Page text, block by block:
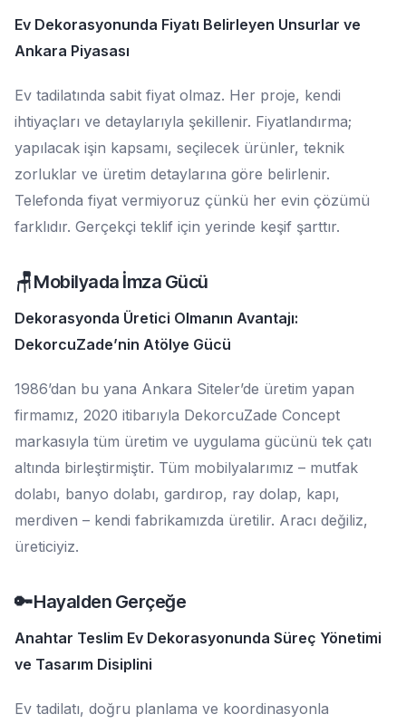
Ev Dekorasyonunda Fiyatı Belirleyen Unsurlar ve
Ankara Piyasası
Ev tadilatında sabit fiyat olmaz. Her proje, kendi
ihtiyaçları ve detaylarıyla şekillenir. Fiyatlandırma;
yapılacak işin kapsamı, seçilecek ürünler, teknik
zorluklar ve üretim detaylarına göre belirlenir.
Telefonda fiyat vermiyoruz çünkü her evin çözümü
farklıdır. Gerçekçi teklif için yerinde keşif şarttır.
🪑 Mobilyada İmza Gücü
Dekorasyonda Üretici Olmanın Avantajı:
DekorcuZade’nin Atölye Gücü
1986’dan bu yana Ankara Siteler’de üretim yapan
firmamız, 2020 itibarıyla DekorcuZade Concept
markasıyla tüm üretim ve uygulama gücünü tek çatı
altında birleştirmiştir. Tüm mobilyalarımız – mutfak
dolabı, banyo dolabı, gardırop, ray dolap, kapı,
merdiven – kendi fabrikamızda üretilir. Aracı değiliz,
üreticiyiz.
🔑 Hayalden Gerçeğe
Anahtar Teslim Ev Dekorasyonunda Süreç Yönetimi
ve Tasarım Disiplini
Ev tadilatı, doğru planlama ve koordinasyonla